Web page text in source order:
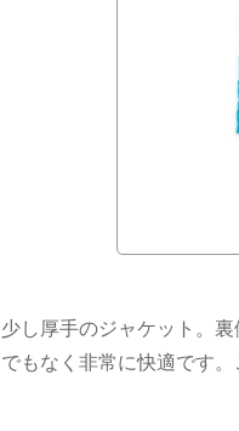
少し厚手のジャケット。
でもなく非常に快適です。